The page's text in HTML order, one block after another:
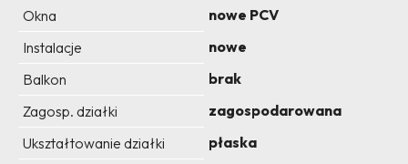
Okna
nowe PCV
Instalacje
nowe
Balkon
brak
Zagosp. działki
zagospodarowana
Ukształtowanie działki
płaska